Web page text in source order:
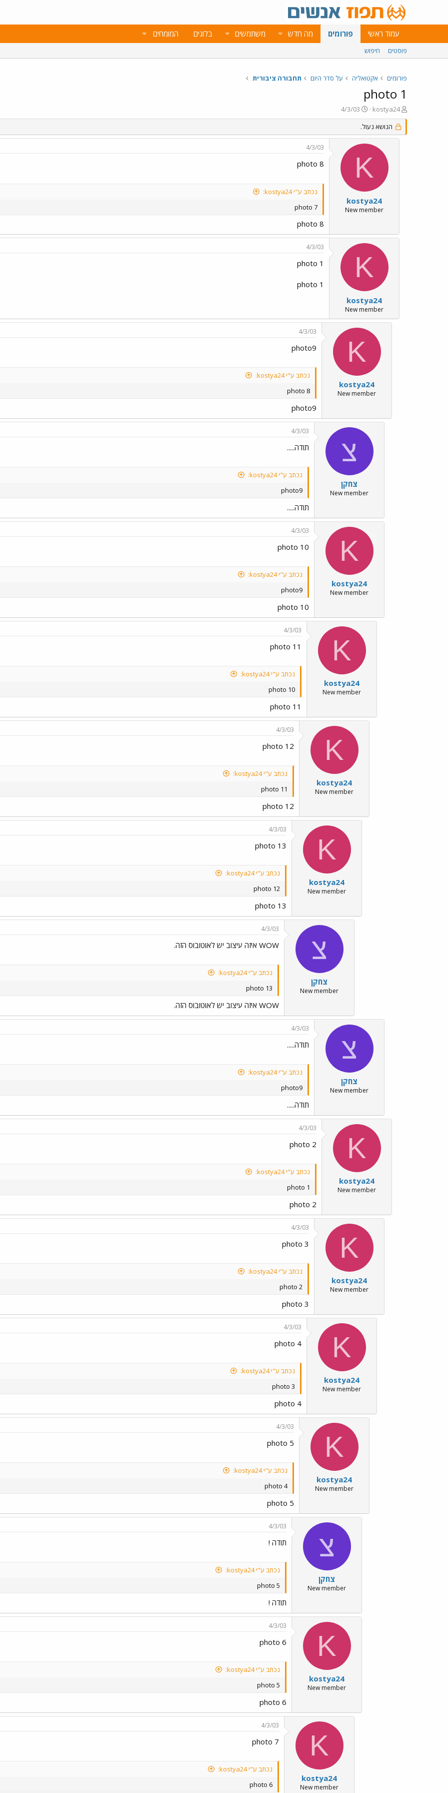
עמוד ראשי פורומים מה חדש משתמשים בלוגים המומחים
פוסטים חיפוש
פורומים אקטואליה על סדר היום תחבורה ציבורית
photo 1
פ
ו
ת
ח
kostya24
פ
ו
ס
ם
א
ר
י
ך
4/3/03
הנושא נעול.
K
kostya24
New member
4/3/03
photo 8
נכתב ע"י kostya24:
photo 7
photo 8
K
kostya24
New member
4/3/03
photo 1
photo 1
K
kostya24
New member
4/3/03
photo9
נכתב ע"י kostya24:
photo 8
photo9
צ
צחקן
New member
4/3/03
תודה.....
נכתב ע"י kostya24:
photo9
תודה.....
K
kostya24
New member
4/3/03
photo 10
נכתב ע"י kostya24:
photo9
photo 10
K
kostya24
New member
4/3/03
photo 11
נכתב ע"י kostya24:
photo 10
photo 11
K
kostya24
New member
4/3/03
photo 12
נכתב ע"י kostya24:
photo 11
photo 12
K
kostya24
New member
4/3/03
photo 13
נכתב ע"י kostya24:
photo 12
photo 13
צ
צחקן
New member
4/3/03
WOW איזה עיצוב יש לאוטובוס הזה.
נכתב ע"י kostya24:
photo 13
WOW איזה עיצוב יש לאוטובוס הזה.
צ
צחקן
New member
4/3/03
תודה.....
נכתב ע"י kostya24:
photo9
תודה.....
K
kostya24
New member
4/3/03
photo 2
נכתב ע"י kostya24:
photo 1
photo 2
K
kostya24
New member
4/3/03
photo 3
נכתב ע"י kostya24:
photo 2
photo 3
K
kostya24
New member
4/3/03
photo 4
נכתב ע"י kostya24:
photo 3
photo 4
K
kostya24
New member
4/3/03
photo 5
נכתב ע"י kostya24:
photo 4
photo 5
צ
צחקן
New member
4/3/03
תודה !
נכתב ע"י kostya24:
photo 5
תודה !
K
kostya24
New member
4/3/03
photo 6
נכתב ע"י kostya24:
photo 5
photo 6
K
kostya24
New member
4/3/03
photo 7
נכתב ע"י kostya24:
photo 6